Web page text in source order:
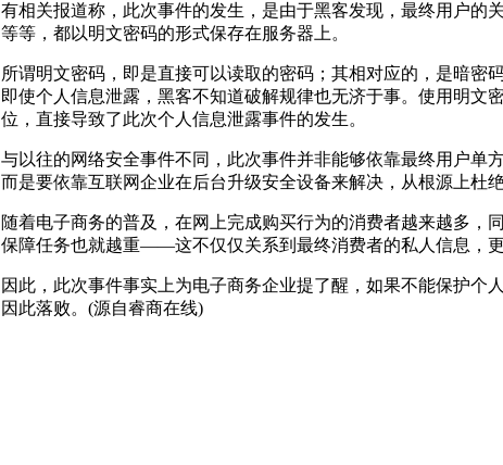
有相关报道称，此次事件的发生，是由于黑客发现，最终用户的
等等，都以明文密码的形式保存在服务器上。
所谓明文密码，即是直接可以读取的密码；其相对应的，是暗密
即使个人信息泄露，黑客不知道破解规律也无济于事。使用明文
位，直接导致了此次个人信息泄露事件的发生。
与以往的网络安全事件不同，此次事件并非能够依靠最终用户单
而是要依靠互联网企业在后台升级安全设备来解决，从根源上杜绝
随着电子商务的普及，在网上完成购买行为的消费者越来越多，
保障任务也就越重——这不仅仅关系到最终消费者的私人信息，更
因此，此次事件事实上为电子商务企业提了醒，如果不能保护个
因此落败。(源自睿商在线)